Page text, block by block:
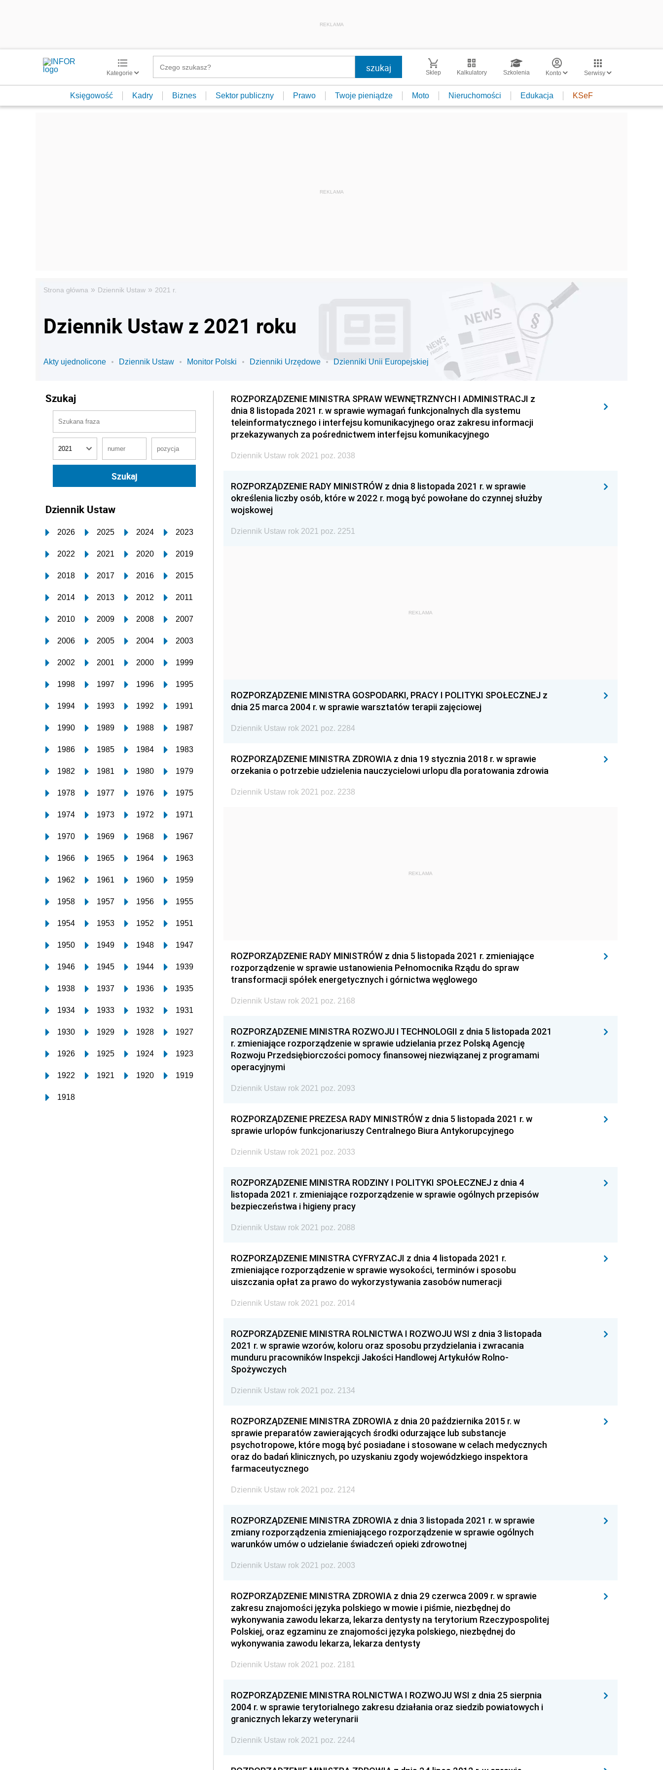
REKLAMA
Kategorie Sklep Kalkulatory Szkolenia Konto Serwisy
Księgowość Kadry Biznes Sektor publiczny Prawo Twoje pieniądze Moto Nieruchomości Edukacja KSeF
Strona główna » Dziennik Ustaw » 2021 r.
Dziennik Ustaw z 2021 roku
Akty ujednolicone Dziennik Ustaw Monitor Polski Dzienniki Urzędowe Dzienniki Unii Europejskiej
Szukaj
Dziennik Ustaw
2026 2025 2024 2023
2022 2021 2020 2019
2018 2017 2016 2015
2014 2013 2012 2011
2010 2009 2008 2007
2006 2005 2004 2003
2002 2001 2000 1999
1998 1997 1996 1995
1994 1993 1992 1991
1990 1989 1988 1987
1986 1985 1984 1983
1982 1981 1980 1979
1978 1977 1976 1975
1974 1973 1972 1971
1970 1969 1968 1967
1966 1965 1964 1963
1962 1961 1960 1959
1958 1957 1956 1955
1954 1953 1952 1951
1950 1949 1948 1947
1946 1945 1944 1939
1938 1937 1936 1935
1934 1933 1932 1931
1930 1929 1928 1927
1926 1925 1924 1923
1922 1921 1920 1919
1918
ROZPORZĄDZENIE MINISTRA SPRAW WEWNĘTRZNYCH I ADMINISTRACJI z
dnia 8 listopada 2021 r. w sprawie wymagań funkcjonalnych dla systemu
teleinformatycznego i interfejsu komunikacyjnego oraz zakresu informacji
przekazywanych za pośrednictwem interfejsu komunikacyjnego
Dziennik Ustaw rok 2021 poz. 2038
ROZPORZĄDZENIE RADY MINISTRÓW z dnia 8 listopada 2021 r. w sprawie
określenia liczby osób, które w 2022 r. mogą być powołane do czynnej służby
wojskowej
Dziennik Ustaw rok 2021 poz. 2251
REKLAMA
ROZPORZĄDZENIE MINISTRA GOSPODARKI, PRACY I POLITYKI SPOŁECZNEJ z
dnia 25 marca 2004 r. w sprawie warsztatów terapii zajęciowej
Dziennik Ustaw rok 2021 poz. 2284
ROZPORZĄDZENIE MINISTRA ZDROWIA z dnia 19 stycznia 2018 r. w sprawie
orzekania o potrzebie udzielenia nauczycielowi urlopu dla poratowania zdrowia
Dziennik Ustaw rok 2021 poz. 2238
REKLAMA
ROZPORZĄDZENIE RADY MINISTRÓW z dnia 5 listopada 2021 r. zmieniające
rozporządzenie w sprawie ustanowienia Pełnomocnika Rządu do spraw
transformacji spółek energetycznych i górnictwa węglowego
Dziennik Ustaw rok 2021 poz. 2168
ROZPORZĄDZENIE MINISTRA ROZWOJU I TECHNOLOGII z dnia 5 listopada 2021
r. zmieniające rozporządzenie w sprawie udzielania przez Polską Agencję
Rozwoju Przedsiębiorczości pomocy finansowej niezwiązanej z programami
operacyjnymi
Dziennik Ustaw rok 2021 poz. 2093
ROZPORZĄDZENIE PREZESA RADY MINISTRÓW z dnia 5 listopada 2021 r. w
sprawie urlopów funkcjonariuszy Centralnego Biura Antykorupcyjnego
Dziennik Ustaw rok 2021 poz. 2033
ROZPORZĄDZENIE MINISTRA RODZINY I POLITYKI SPOŁECZNEJ z dnia 4
listopada 2021 r. zmieniające rozporządzenie w sprawie ogólnych przepisów
bezpieczeństwa i higieny pracy
Dziennik Ustaw rok 2021 poz. 2088
ROZPORZĄDZENIE MINISTRA CYFRYZACJI z dnia 4 listopada 2021 r.
zmieniające rozporządzenie w sprawie wysokości, terminów i sposobu
uiszczania opłat za prawo do wykorzystywania zasobów numeracji
Dziennik Ustaw rok 2021 poz. 2014
ROZPORZĄDZENIE MINISTRA ROLNICTWA I ROZWOJU WSI z dnia 3 listopada
2021 r. w sprawie wzorów, koloru oraz sposobu przydzielania i zwracania
munduru pracowników Inspekcji Jakości Handlowej Artykułów Rolno-
Spożywczych
Dziennik Ustaw rok 2021 poz. 2134
ROZPORZĄDZENIE MINISTRA ZDROWIA z dnia 20 października 2015 r. w
sprawie preparatów zawierających środki odurzające lub substancje
psychotropowe, które mogą być posiadane i stosowane w celach medycznych
oraz do badań klinicznych, po uzyskaniu zgody wojewódzkiego inspektora
farmaceutycznego
Dziennik Ustaw rok 2021 poz. 2124
ROZPORZĄDZENIE MINISTRA ZDROWIA z dnia 3 listopada 2021 r. w sprawie
zmiany rozporządzenia zmieniającego rozporządzenie w sprawie ogólnych
warunków umów o udzielanie świadczeń opieki zdrowotnej
Dziennik Ustaw rok 2021 poz. 2003
ROZPORZĄDZENIE MINISTRA ZDROWIA z dnia 29 czerwca 2009 r. w sprawie
zakresu znajomości języka polskiego w mowie i piśmie, niezbędnej do
wykonywania zawodu lekarza, lekarza dentysty na terytorium Rzeczypospolitej
Polskiej, oraz egzaminu ze znajomości języka polskiego, niezbędnej do
wykonywania zawodu lekarza, lekarza dentysty
Dziennik Ustaw rok 2021 poz. 2181
ROZPORZĄDZENIE MINISTRA ROLNICTWA I ROZWOJU WSI z dnia 25 sierpnia
2004 r. w sprawie terytorialnego zakresu działania oraz siedzib powiatowych i
granicznych lekarzy weterynarii
Dziennik Ustaw rok 2021 poz. 2244